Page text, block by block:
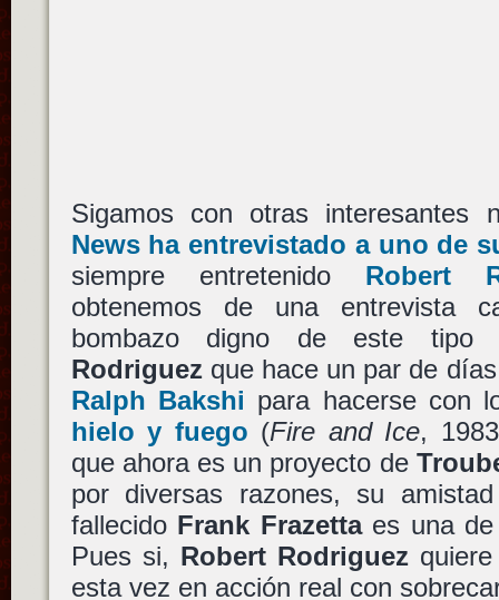
Sigamos con otras interesantes
News ha entrevistado a uno de
siempre entretenido Robert
obtenemos de una entrevista
bombazo digno de este tipo
Rodriguezque hace un par de
Ralph Bakshi para hacerse con
hielo y fuego (Fire and Ice,
que ahora es un proyecto de
por diversas razones, su
fallecido Frank Frazettaes una de
Pues si, Robert Rodriguez
esta vez en acción real con